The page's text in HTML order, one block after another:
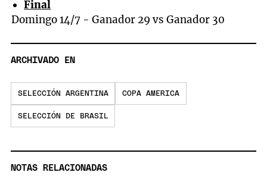
Final
Domingo 14/7 - Ganador 29 vs Ganador 30
ARCHIVADO EN
SELECCIÓN ARGENTINA COPA AMERICA
SELECCIÓN DE BRASIL
NOTAS RELACIONADAS